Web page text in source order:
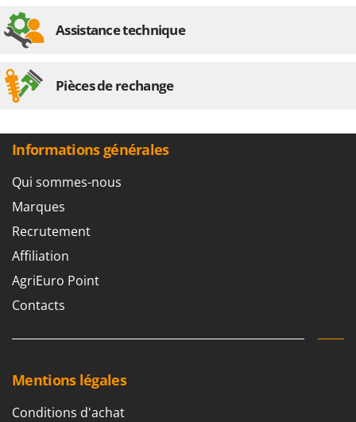
W
Waldner
WIDU
Wortex
Worx
Y
Z
ZGrills
Zodiac
Assistance technique
Pièces de rechange
Informations générales
Qui sommes-nous
Marques
Recrutement
Affiliation
AgriEuro Point
Contacts
Mentions légales
Conditions d'achat